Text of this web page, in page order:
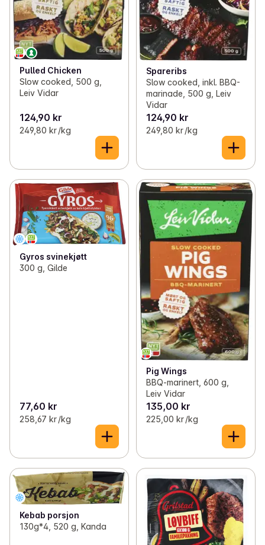
Pulled Chicken
Slow cooked, 500 g,
Leiv Vidar
124,90 kr
249,80 kr /kg
Spareribs
Slow cooked, inkl. BBQ-
marinade, 500 g, Leiv
Vidar
124,90 kr
249,80 kr /kg
Gyros svinekjøtt
300 g, Gilde
77,60 kr
258,67 kr /kg
Pig Wings
BBQ-marinert, 600 g,
Leiv Vidar
135,00 kr
225,00 kr /kg
Kebab porsjon
130g*4, 520 g, Kanda